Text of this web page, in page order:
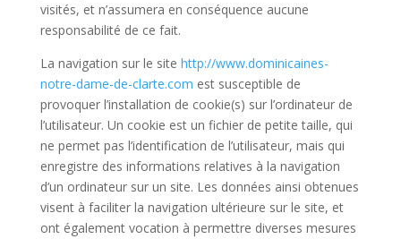
visités, et n’assumera en conséquence aucune
responsabilité de ce fait.
La navigation sur le site http://www.dominicaines-
notre-dame-de-clarte.com est susceptible de
provoquer l’installation de cookie(s) sur l’ordinateur de
l’utilisateur. Un cookie est un fichier de petite taille, qui
ne permet pas l’identification de l’utilisateur, mais qui
enregistre des informations relatives à la navigation
d’un ordinateur sur un site. Les données ainsi obtenues
visent à faciliter la navigation ultérieure sur le site, et
ont également vocation à permettre diverses mesures